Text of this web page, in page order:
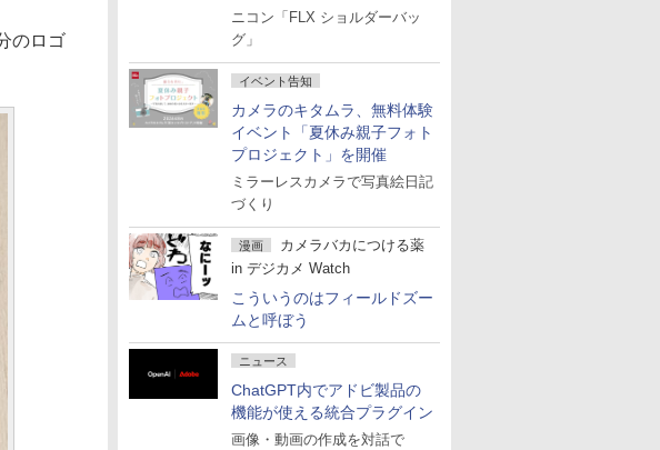
ニコン「FLX ショルダーバッ
グ」
イベント告知
カメラのキタムラ、無料体験
イベント「夏休み親子フォト
プロジェクト」を開催
ミラーレスカメラで写真絵日記
づくり
漫画
カメラバカにつける薬
in デジカメ Watch
こういうのはフィールドズー
ムと呼ぼう
ニュース
ChatGPT内でアドビ製品の
機能が使える統合プラグイン
画像・動画の作成を対話で
のロゴ